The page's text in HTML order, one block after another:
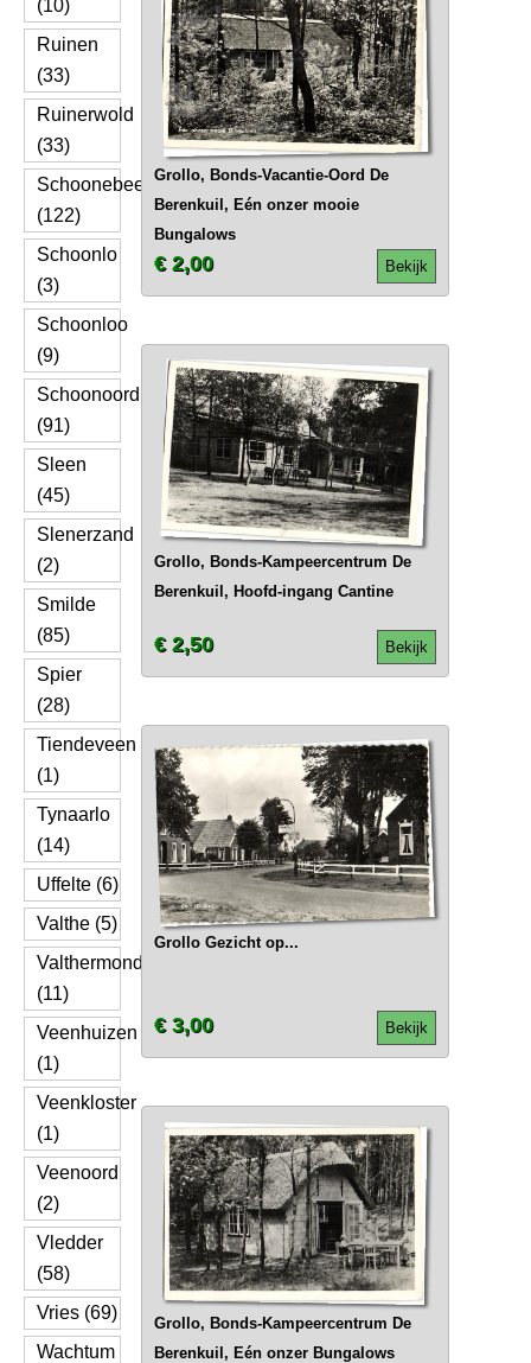
(10)
Ruinen
(33)
Ruinerwold
(33)
Schoonebeek
(122)
Schoonlo
(3)
Schoonloo
(9)
Schoonoord
(91)
Sleen
(45)
Slenerzand
(2)
Smilde
(85)
Spier
(28)
Tiendeveen
(1)
Tynaarlo
(14)
Uffelte (6)
Valthe (5)
Valthermond
(11)
Veenhuizen
(1)
Veenkloster
(1)
Veenoord
(2)
Vledder
(58)
Vries (69)
Wachtum
Grollo, Bonds-Vacantie-Oord De
Berenkuil, Eén onzer mooie
Bungalows
Bekijk
€ 2,00
Grollo, Bonds-Kampeercentrum De
Berenkuil, Hoofd-ingang Cantine
Bekijk
€ 2,50
Grollo Gezicht op...
Bekijk
€ 3,00
Grollo, Bonds-Kampeercentrum De
Berenkuil, Eén onzer Bungalows